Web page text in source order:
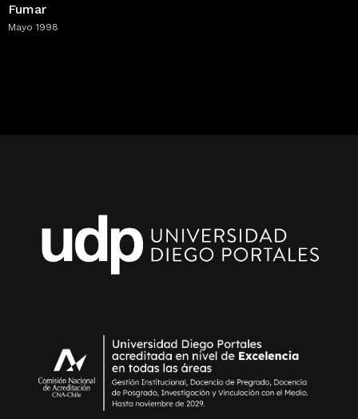
Fumar
Mayo 1998